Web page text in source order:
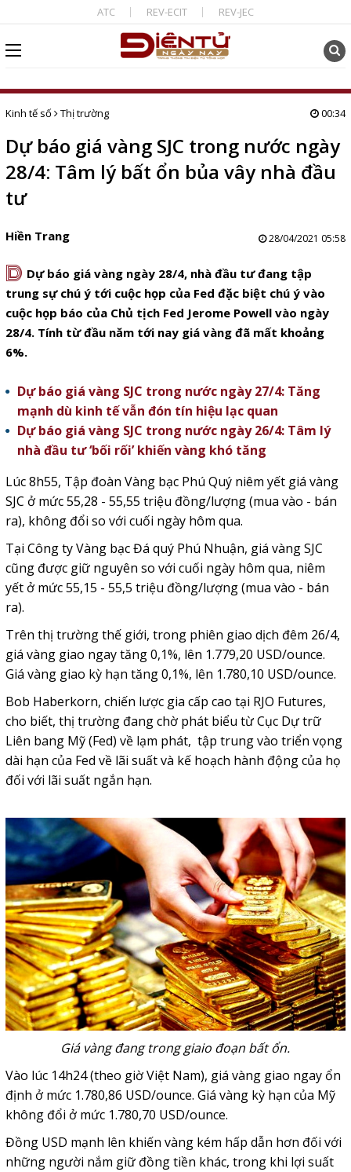
ATC REV-ECIT REV-JEC
Kinh tế số Thị trường 00:34
Dự báo giá vàng SJC trong nước ngày
28/4: Tâm lý bất ổn bủa vây nhà đầu
tư
Hiền Trang 28/04/2021 05:58
D Dự báo giá vàng ngày 28/4, nhà đầu tư đang tập
trung sự chú ý tới cuộc họp của Fed đặc biệt chú ý vào
cuộc họp báo của Chủ tịch Fed Jerome Powell vào ngày
28/4. Tính từ đầu năm tới nay giá vàng đã mất khoảng
6%.
Dự báo giá vàng SJC trong nước ngày 27/4: Tăng
mạnh dù kinh tế vẫn đón tín hiệu lạc quan
Dự báo giá vàng SJC trong nước ngày 26/4: Tâm lý
nhà đầu tư ‘bối rối’ khiến vàng khó tăng
Lúc 8h55, Tập đoàn Vàng bạc Phú Quý niêm yết giá vàng
SJC ở mức 55,28 - 55,55 triệu đồng/lượng (mua vào - bán
ra), không đổi so với cuối ngày hôm qua.
Tại Công ty Vàng bạc Đá quý Phú Nhuận, giá vàng SJC
cũng được giữ nguyên so với cuối ngày hôm qua, niêm
yết ở mức 55,15 - 55,5 triệu đồng/lượng (mua vào - bán
ra).
Trên thị trường thế giới, trong phiên giao dịch đêm 26/4,
giá vàng giao ngay tăng 0,1%, lên 1.779,20 USD/ounce.
Giá vàng giao kỳ hạn tăng 0,1%, lên 1.780,10 USD/ounce.
Bob Haberkorn, chiến lược gia cấp cao tại RJO Futures,
cho biết, thị trường đang chờ phát biểu từ Cục Dự trữ
Liên bang Mỹ (Fed) về lạm phát, tập trung vào triển vọng
dài hạn của Fed về lãi suất và kế hoạch hành động của họ
đối với lãi suất ngắn hạn.
Giá vàng đang trong giaio đoạn bất ổn.
Vào lúc 14h24 (theo giờ Việt Nam), giá vàng giao ngay ổn
định ở mức 1.780,86 USD/ounce. Giá vàng kỳ hạn của Mỹ
không đổi ở mức 1.780,70 USD/ounce.
Đồng USD mạnh lên khiến vàng kém hấp dẫn hơn đối với
những người nắm giữ đồng tiền khác, trong khi lợi suất